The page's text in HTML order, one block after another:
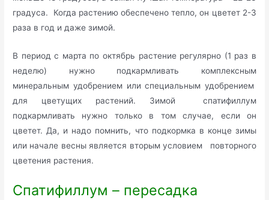
градуса. Когда растению обеспечено тепло, он цветет 2-3
раза в год и даже зимой.
В период с марта по октябрь растение регулярно (1 раз в
неделю) нужно подкармливать комплексным
минеральным удобрением или специальным удобрением
для цветущих растений. Зимой спатифиллум
подкармливать нужно только в том случае, если он
цветет. Да, и надо помнить, что подкормка в конце зимы
или начале весны является вторым условием повторного
цветения растения.
Спатифиллум – пересадка